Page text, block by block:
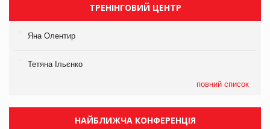
ТРЕНІНГОВИЙ ЦЕНТР
Яна Олентир
Тетяна Ільєнко
повний список
НАЙБЛИЖЧА КОНФЕРЕНЦІЯ